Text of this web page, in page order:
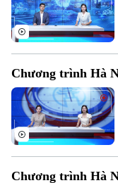
Chuyên mục
Thời sự
Hà Nội
Hà Nội
Chương trình Hà
Chương trình Hà